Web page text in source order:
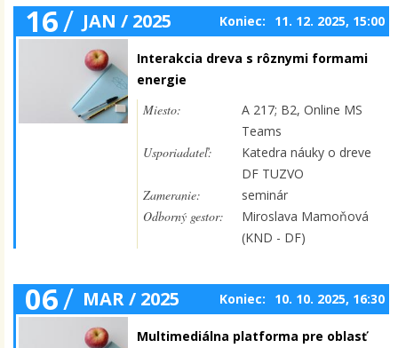
16/ JAN / 2025 Koniec: 11. 12. 2025, 15:00
Interakcia dreva s rôznymi formami
energie
Miesto:
A 217; B2, Online MS
Teams
Usporiadateľ:
Katedra náuky o dreve
DF TUZVO
Zameranie:
seminár
Odborný gestor:
Miroslava Mamoňová
(KND - DF)
06/ MAR / 2025 Koniec: 10. 10. 2025, 16:30
Multimediálna platforma pre oblasť